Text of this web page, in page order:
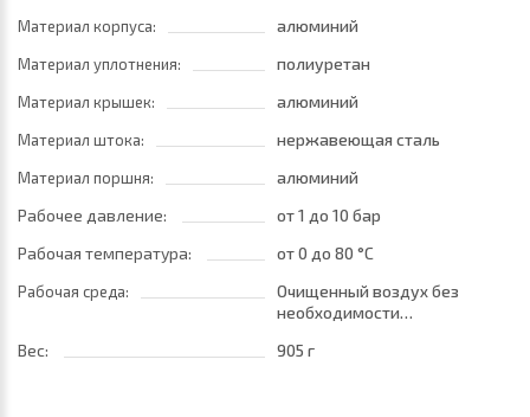
Материал корпуса: алюминий
Материал уплотнения: полиуретан
Материал крышек: алюминий
Материал штока: нержавеющая сталь
Материал поршня:
алюминий
Рабочее давление:
от 1 до 10 бар
Рабочая температура:
от 0 до 80 °C
Рабочая среда:
Очищенный воздух без
необходимости
установка центробежного
Вес: 905 г